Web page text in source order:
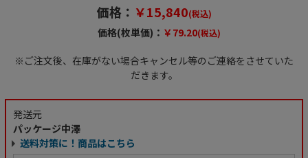
価格： ￥15,840(税込)
価格(枚単価)： ￥79.20(税込)
※ご注文後、在庫がない場合キャンセル等のご連絡をさせていた
だきます。
発送元
パッケージ中澤
送料対策に！商品はこちら